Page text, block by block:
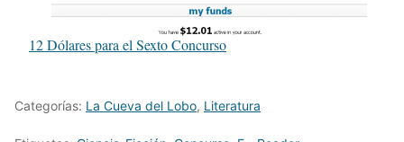
12 Dólares para el Sexto Concurso
Categorías: La Cueva del Lobo, Literatura